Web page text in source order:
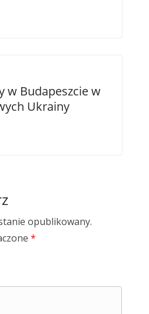
w Budapeszcie w
Ukrainy
opublikowany.
*